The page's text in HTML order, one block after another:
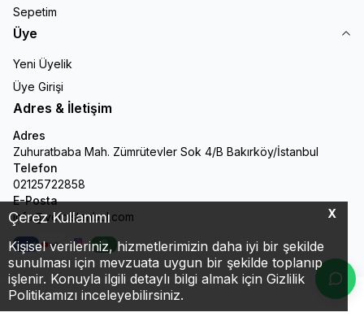
X
Çerez Kullanımı
Kişisel verileriniz, hizmetlerimizin daha iyi bir şekilde
sunulması için mevzuata uygun bir şekilde toplanıp
işlenir. Konuyla ilgili detaylı bilgi almak için Gizlilik
Politikamızı inceleyebilirsiniz.
Sepetim
Üye
Yeni Üyelik
Üye Girişi
Adres & İletişim
Adres
Zuhuratbaba Mah. Zümrütevler Sok 4/B Bakırköy/İstanbul
Telefon
02125722858
E-Posta
info@veloistanbul.com
Facebook
YoutubeInstagramWhatsApp